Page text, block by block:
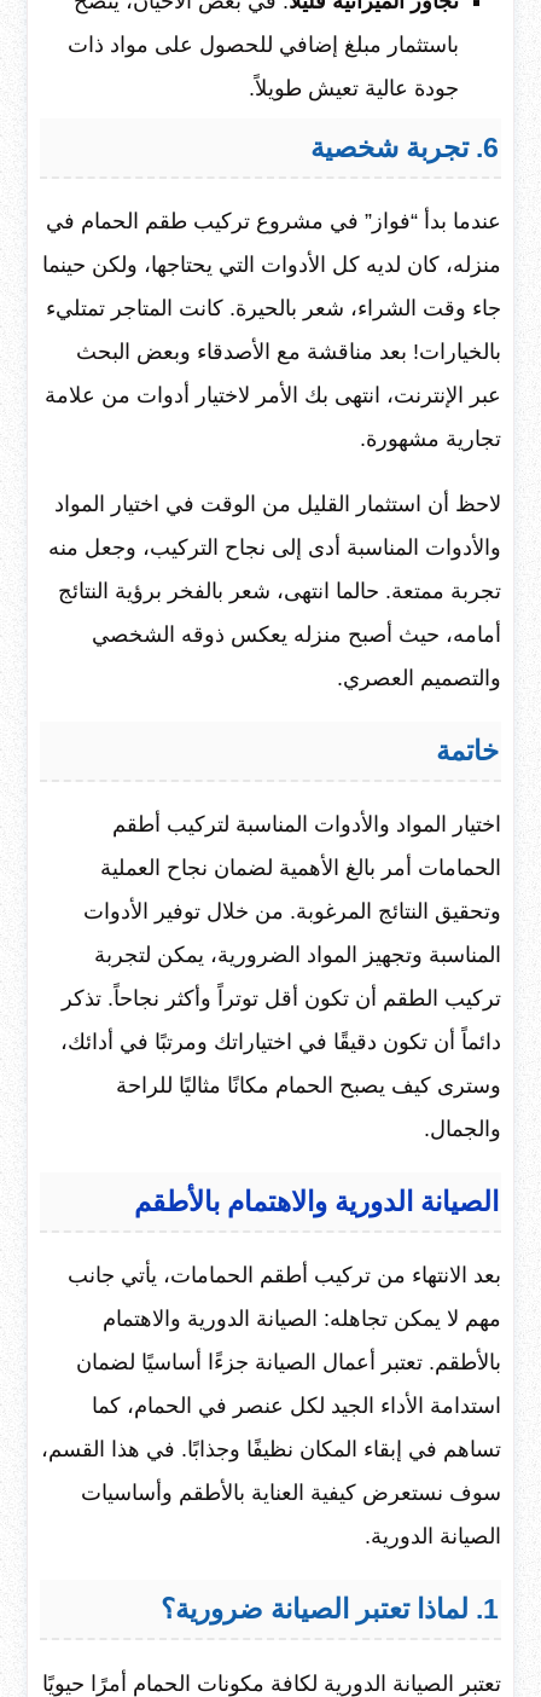
باستثمار مبلغ إضافي للحصول على مواد ذات
جودة عالية تعيش طويلاً.
6. تجربة شخصية
عندما بدأ “فواز” في مشروع تركيب طقم الحمام في
منزله، كان لديه كل الأدوات التي يحتاجها، ولكن حينما
جاء وقت الشراء، شعر بالحيرة. كانت المتاجر تمتليء
بالخيارات! بعد مناقشة مع الأصدقاء وبعض البحث
عبر الإنترنت، انتهى بك الأمر لاختيار أدوات من علامة
تجارية مشهورة.
لاحظ أن استثمار القليل من الوقت في اختيار المواد
والأدوات المناسبة أدى إلى نجاح التركيب، وجعل منه
تجربة ممتعة. حالما انتهى، شعر بالفخر برؤية النتائج
أمامه، حيث أصبح منزله يعكس ذوقه الشخصي
والتصميم العصري.
خاتمة
اختيار المواد والأدوات المناسبة لتركيب أطقم
الحمامات أمر بالغ الأهمية لضمان نجاح العملية
وتحقيق النتائج المرغوبة. من خلال توفير الأدوات
المناسبة وتجهيز المواد الضرورية، يمكن لتجربة
تركيب الطقم أن تكون أقل توتراً وأكثر نجاحاً. تذكر
دائماً أن تكون دقيقًا في اختياراتك ومرتبًا في أدائك،
وسترى كيف يصبح الحمام مكانًا مثاليًا للراحة
والجمال.
الصيانة الدورية والاهتمام بالأطقم
بعد الانتهاء من تركيب أطقم الحمامات، يأتي جانب
مهم لا يمكن تجاهله: الصيانة الدورية والاهتمام
بالأطقم. تعتبر أعمال الصيانة جزءًا أساسيًا لضمان
استدامة الأداء الجيد لكل عنصر في الحمام، كما
تساهم في إبقاء المكان نظيفًا وجذابًا. في هذا القسم،
سوف نستعرض كيفية العناية بالأطقم وأساسيات
الصيانة الدورية.
1. لماذا تعتبر الصيانة ضرورية؟
تعتبر الصيانة الدورية لكافة مكونات الحمام أمرًا حيويًا